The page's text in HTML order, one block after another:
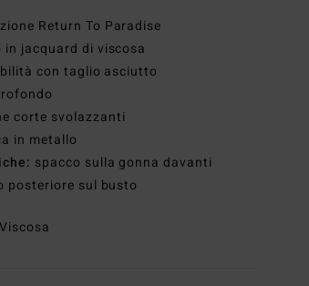
Return To Paradise
jacquard di viscosa
con taglio asciutto
corte svolazzanti
in metallo
spacco sulla gonna davanti
posteriore sul busto